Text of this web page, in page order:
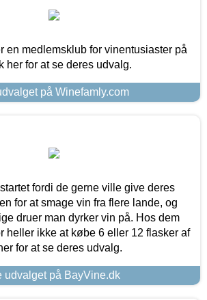
en medlemsklub for vinentusiaster på
her for at se deres udvalg.
på Winefamly.com
fordi de gerne ville give deres
for at smage vin fra flere lande, og
druer man dyrker vin på. Hos dem
heller ikke at købe 6 eller 12 flasker af
for at se deres udvalg.
udvalget på BayVine.dk